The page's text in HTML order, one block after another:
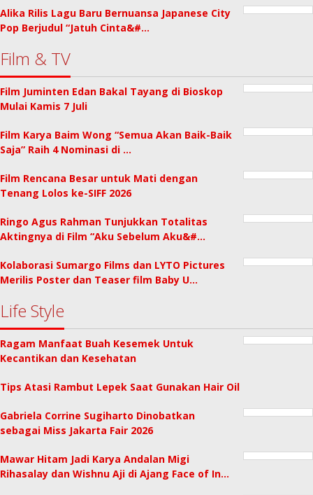
Alika Rilis Lagu Baru Bernuansa Japanese City
Pop Berjudul “Jatuh Cinta&#…
Film & TV
Film Juminten Edan Bakal Tayang di Bioskop
Mulai Kamis 7 Juli
Film Karya Baim Wong “Semua Akan Baik-Baik
Saja” Raih 4 Nominasi di …
Film Rencana Besar untuk Mati dengan
Tenang Lolos ke-SIFF 2026
Ringo Agus Rahman Tunjukkan Totalitas
Aktingnya di Film “Aku Sebelum Aku&#…
Kolaborasi Sumargo Films dan LYTO Pictures
Merilis Poster dan Teaser film Baby U…
Life Style
Ragam Manfaat Buah Kesemek Untuk
Kecantikan dan Kesehatan
Tips Atasi Rambut Lepek Saat Gunakan Hair Oil
Gabriela Corrine Sugiharto Dinobatkan
sebagai Miss Jakarta Fair 2026
Mawar Hitam Jadi Karya Andalan Migi
Rihasalay dan Wishnu Aji di Ajang Face of In…